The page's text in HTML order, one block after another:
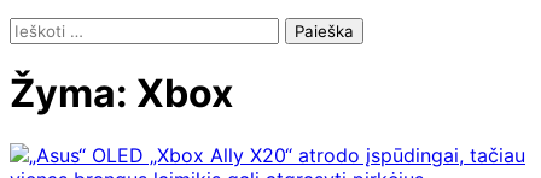
Ieškoti:
Žyma: Xbox